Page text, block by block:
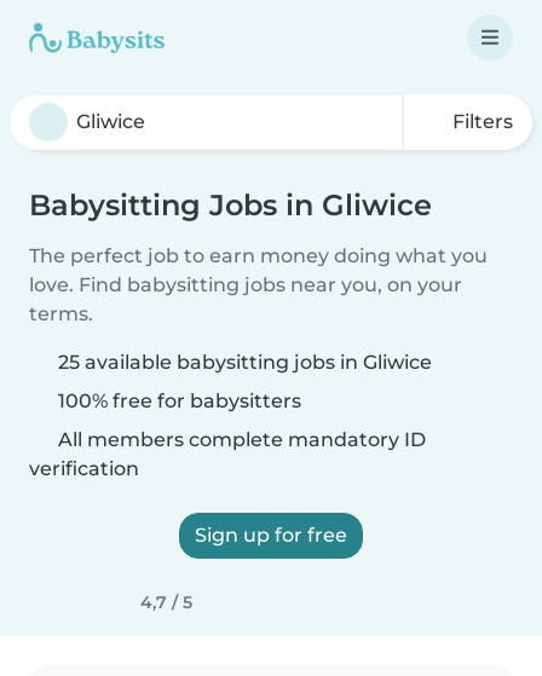
Filters
Babysitting Jobs in Gliwice
The perfect job to earn money doing what you
love. Find babysitting jobs near you, on your
terms.
25 available babysitting jobs in Gliwice
100% free for babysitters
All members complete mandatory ID
verification
Sign up for free
4,7 / 5